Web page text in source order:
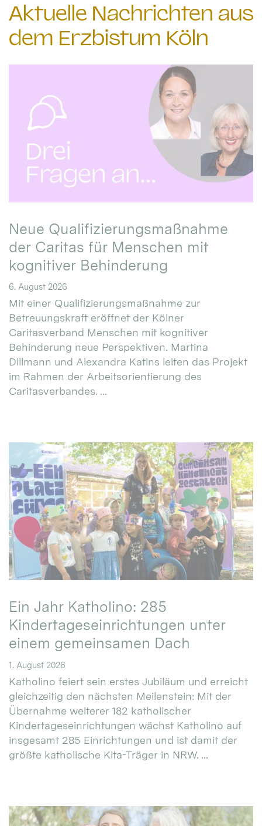
Aktuelle Nachrichten aus
dem Erzbistum Köln
Neue Qualifizierungsmaßnahme
der Caritas für Menschen mit
kognitiver Behinderung
6. August 2026
Mit einer Qualifizierungsmaßnahme zur
Betreuungskraft eröffnet der Kölner
Caritasverband Menschen mit kognitiver
Behinderung neue Perspektiven. Martina
Dillmann und Alexandra Katins leiten das Projekt
im Rahmen der Arbeitsorientierung des
Caritasverbandes. ...
Ein Jahr Katholino: 285
Kindertageseinrichtungen unter
einem gemeinsamen Dach
1. August 2026
Katholino feiert sein erstes Jubiläum und erreicht
gleichzeitig den nächsten Meilenstein: Mit der
Übernahme weiterer 182 katholischer
Kindertageseinrichtungen wächst Katholino auf
insgesamt 285 Einrichtungen und ist damit der
größte katholische Kita-Träger in NRW. ...